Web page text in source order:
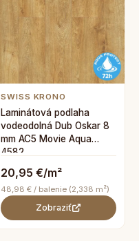
SWISS KRONO
Laminátová podlaha
vodeodolná Dub Oskar 8
mm AC5 Movie Aqua
4582
20,95 €/m²
48,98 € / balenie (2,338 m²)
Zobraziť